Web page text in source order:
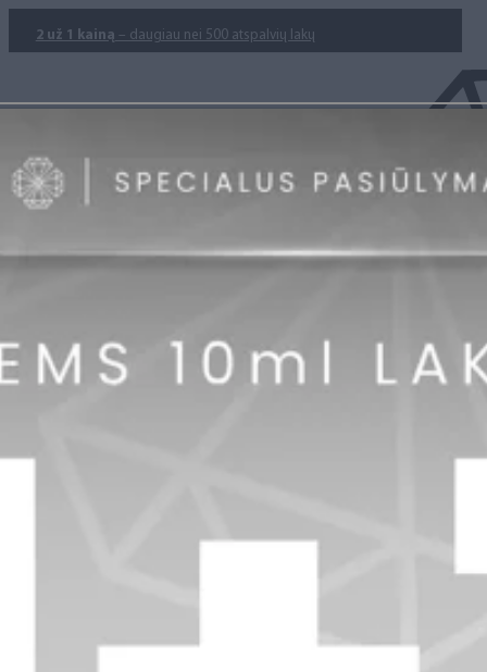
2 už 1 kainą – daugiau nei 500 atspalvių lakų